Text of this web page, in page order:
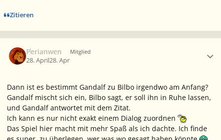
Zitieren
Perianwen Mitglied
28. April28. Apr
Dann ist es bestimmt Gandalf zu Bilbo irgendwo am Anfang?
Gandalf mischt sich ein, Bilbo sagt, er soll ihn in Ruhe lassen,
und Gandalf antwortet mit dem Zitat.
Ich kann es nur nicht exakt einem Dialog zuordnen
Das Spiel hier macht mit mehr Spaß als ich dachte. Ich finde